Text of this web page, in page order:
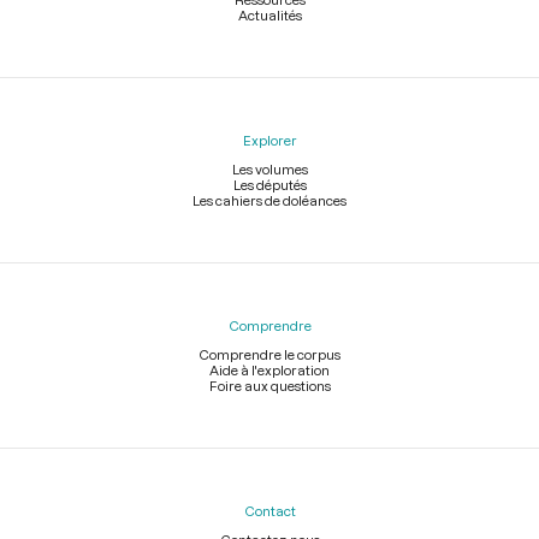
Actualités
Explorer
Les volumes
Les députés
Les cahiers de doléances
Comprendre
Comprendre le corpus
Aide à l'exploration
Foire aux questions
Contact